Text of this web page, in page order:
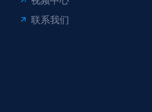
联系我们